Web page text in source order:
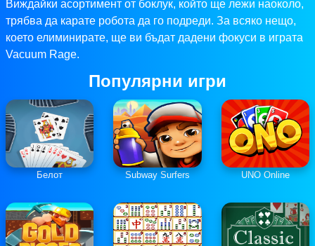
Виждайки асортимент от боклук, който ще лежи наоколо,
трябва да карате робота да го подреди. За всяко нещо,
което елиминирате, ще ви бъдат дадени фокуси в играта
Vacuum Rage.
Популярни игри
Белот Subway Surfers UNO Online